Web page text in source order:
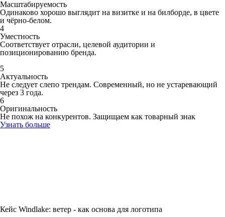
Масштабируемость
Одинаково хорошо выглядит на визитке и на билборде, в цвете
и чёрно-белом.
4
Уместность
Соответствует отрасли, целевой аудитории и
позиционированию бренда.
5
Актуальность
Не следует слепо трендам. Современный, но не устаревающий
через 3 года.
6
Оригинальность
Не похож на конкурентов. Защищаем как товарный знак
Узнать больше
Кейс Windlake: ветер - как основа для логотипа